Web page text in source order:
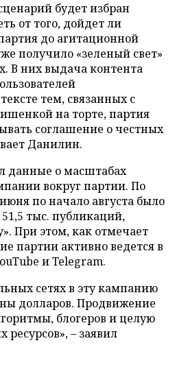
будет избран
от того, дойдет ли
до агитационной
получило «зеленый свет»
В них выдача контента
тем, связанных с
на торте, партия
соглашение о честных
Данилин.
данные о масштабах
вокруг партии. По
по начало августа было
тыс. публикаций,
При этом, как отмечает
партии активно ведется в
и Telegram.
сетях в эту кампанию
долларов. Продвижение
блогеров и целую
– заявил